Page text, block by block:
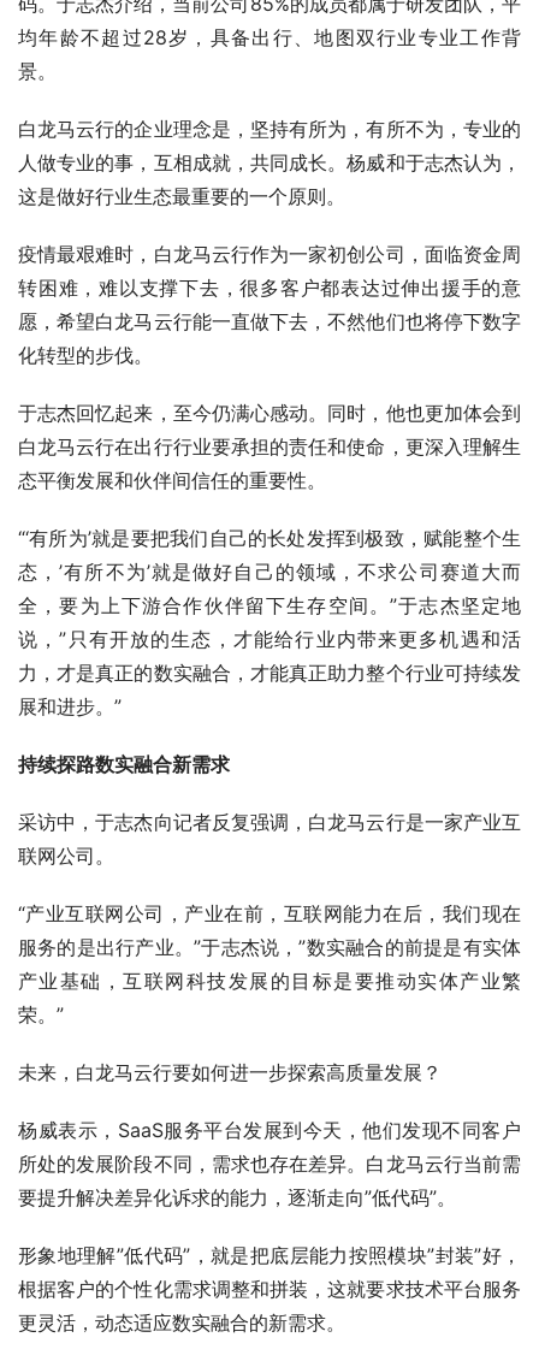
均年龄不超过28岁，具备出行、地图双行业专业工作背
景。
白龙马云行的企业理念是，坚持有所为，有所不为，专业的
人做专业的事，互相成就，共同成长。杨威和于志杰认为，
这是做好行业生态最重要的一个原则。
疫情最艰难时，白龙马云行作为一家初创公司，面临资金周
转困难，难以支撑下去，很多客户都表达过伸出援手的意
愿，希望白龙马云行能一直做下去，不然他们也将停下数字
化转型的步伐。
于志杰回忆起来，至今仍满心感动。同时，他也更加体会到
白龙马云行在出行行业要承担的责任和使命，更深入理解生
态平衡发展和伙伴间信任的重要性。
“‘有所为’就是要把我们自己的长处发挥到极致，赋能整个生
态，’有所不为’就是做好自己的领域，不求公司赛道大而
全，要为上下游合作伙伴留下生存空间。”于志杰坚定地
说，”只有开放的生态，才能给行业内带来更多机遇和活
力，才是真正的数实融合，才能真正助力整个行业可持续发
展和进步。”
持续探路数实融合新需求
采访中，于志杰向记者反复强调，白龙马云行是一家产业互
联网公司。
“产业互联网公司，产业在前，互联网能力在后，我们现在
服务的是出行产业。”于志杰说，”数实融合的前提是有实体
产业基础，互联网科技发展的目标是要推动实体产业繁
荣。”
未来，白龙马云行要如何进一步探索高质量发展？
杨威表示，SaaS服务平台发展到今天，他们发现不同客户
所处的发展阶段不同，需求也存在差异。白龙马云行当前需
要提升解决差异化诉求的能力，逐渐走向”低代码”。
形象地理解”低代码”，就是把底层能力按照模块”封装”好，
根据客户的个性化需求调整和拼装，这就要求技术平台服务
更灵活，动态适应数实融合的新需求。